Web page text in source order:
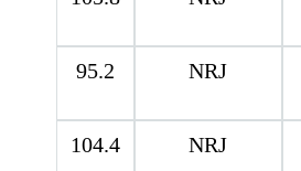
95.2
NRJ
104.4
NRJ